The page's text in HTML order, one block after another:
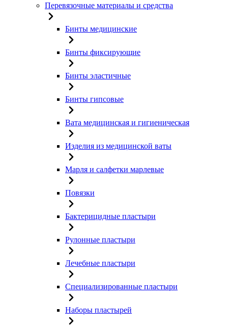
Перевязочные материалы и средства
Бинты медицинские
Бинты фиксирующие
Бинты эластичные
Бинты гипсовые
Вата медицинская и гигиеническая
Изделия из медицинской ваты
Марля и салфетки марлевые
Повязки
Бактерицидные пластыри
Рулонные пластыри
Лечебные пластыри
Специализированные пластыри
Наборы пластырей